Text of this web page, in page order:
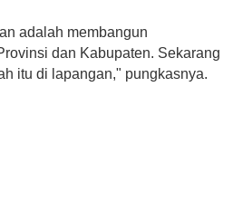
adalah membangun
dan Kabupaten. Sekarang
itu di lapangan," pungkasnya.